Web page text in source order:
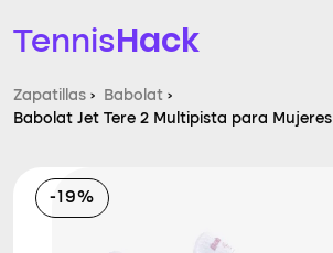
TennisHack
T-Finder
Raquetas de tenis
Zapatillas › Babolat ›
Babolat Jet Tere 2 Multipista para Mujeres
-19%